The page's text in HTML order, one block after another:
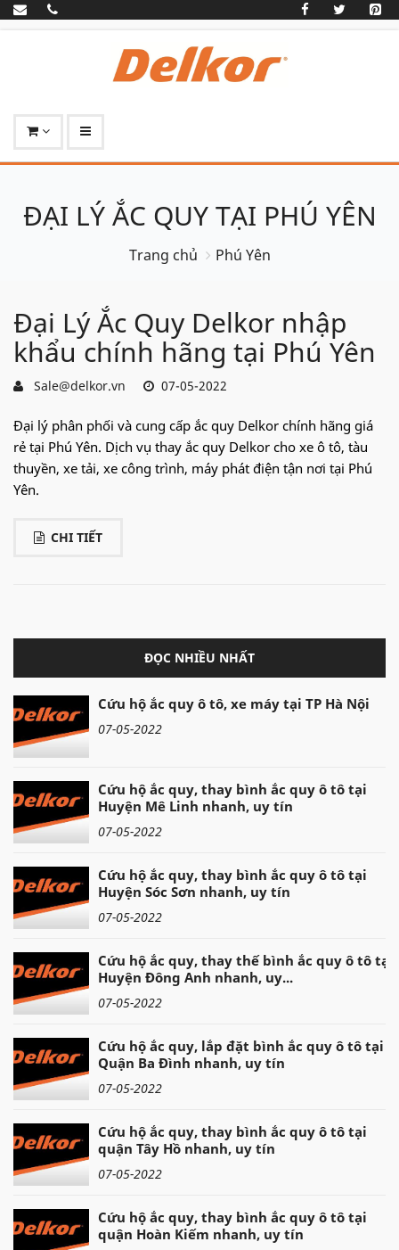
ĐẠI LÝ ẮC QUY TẠI PHÚ YÊN
Trang chủ Phú Yên
Đại Lý Ắc Quy Delkor nhập
khẩu chính hãng tại Phú Yên
Sale@delkor.vn 07-05-2022
Đại lý phân phối và cung cấp ắc quy Delkor chính hãng giá
rẻ tại Phú Yên. Dịch vụ thay ắc quy Delkor cho xe ô tô, tàu
thuyền, xe tải, xe công trình, máy phát điện tận nơi tại Phú
Yên.
CHI TIẾT
ĐỌC NHIỀU NHẤT
Cứu hộ ắc quy ô tô, xe máy tại TP Hà Nội
07-05-2022
Cứu hộ ắc quy, thay bình ắc quy ô tô tại
Huyện Mê Linh nhanh, uy tín
07-05-2022
Cứu hộ ắc quy, thay bình ắc quy ô tô tại
Huyện Sóc Sơn nhanh, uy tín
07-05-2022
Cứu hộ ắc quy, thay thế bình ắc quy ô tô tại
Huyện Đông Anh nhanh, uy...
07-05-2022
Cứu hộ ắc quy, lắp đặt bình ắc quy ô tô tại
Quận Ba Đình nhanh, uy tín
07-05-2022
Cứu hộ ắc quy, thay bình ắc quy ô tô tại
quận Tây Hồ nhanh, uy tín
07-05-2022
Cứu hộ ắc quy, thay bình ắc quy ô tô tại
quận Hoàn Kiếm nhanh, uy tín